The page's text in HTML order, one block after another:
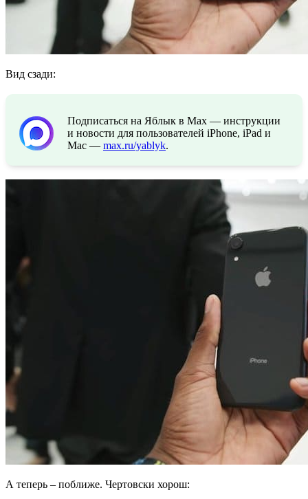
Вид сзади:
Подписаться на Яблык в Max — инструкции
и новости для пользователей iPhone, iPad и
Mac — max.ru/yablyk.
А теперь – поближе. Чертовски хорош: